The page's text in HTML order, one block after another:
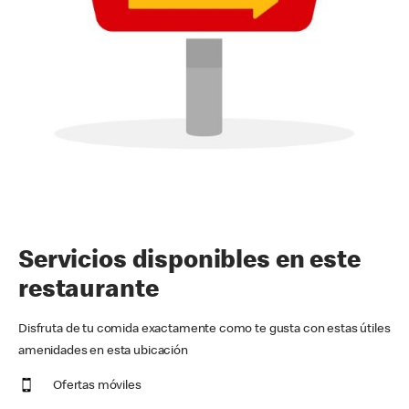
Servicios disponibles en este
restaurante
Disfruta de tu comida exactamente como te gusta con estas útiles
amenidades en esta ubicación
Ofertas móviles